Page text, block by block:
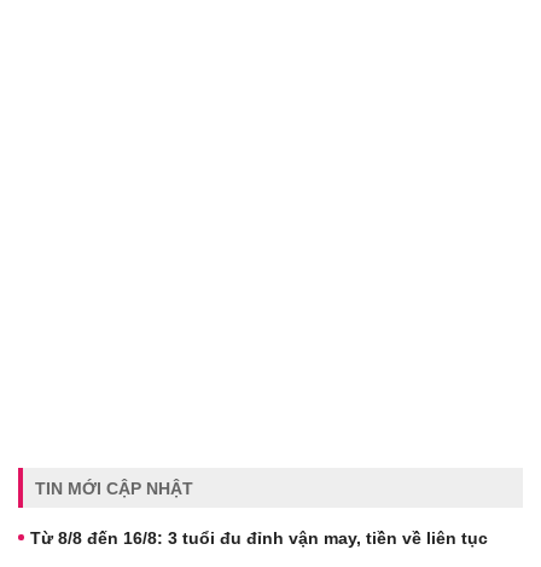
TIN MỚI CẬP NHẬT
Từ 8/8 đến 16/8: 3 tuổi đu đỉnh vận may, tiền về liên tục